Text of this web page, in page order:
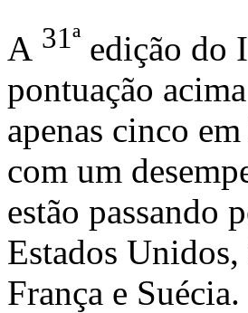
A 31ª edição do
pontuação
apenas cinco
com um
estão passando
Estados
França e Suécia.